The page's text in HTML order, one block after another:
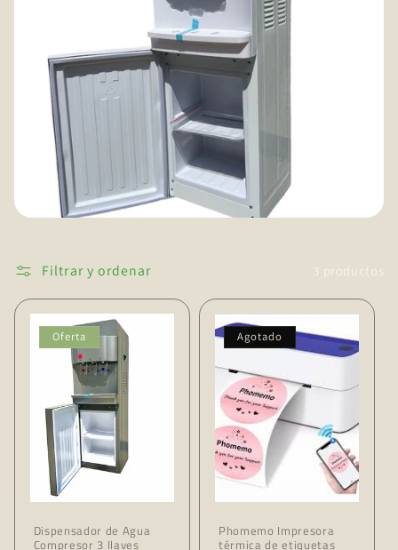
Filtrar y ordenar 3 productos
Oferta
Dispensador de Agua
Compresor 3 llaves
Agotado
Phomemo Impresora
térmica de etiquetas